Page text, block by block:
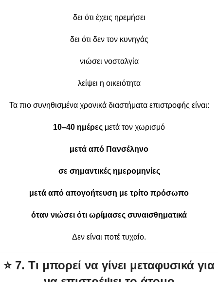
δει ότι έχεις ηρεμήσει
δει ότι δεν τον κυνηγάς
νιώσει νοσταλγία
λείψει η οικειότητα
Τα πιο συνηθισμένα χρονικά διαστήματα επιστροφής είναι:
10–40 ημέρες μετά τον χωρισμό
μετά από Πανσέληνο
σε σημαντικές ημερομηνίες
μετά από απογοήτευση με τρίτο πρόσωπο
όταν νιώσει ότι ωρίμασες συναισθηματικά
Δεν είναι ποτέ τυχαίο.
⭐ 7. Τι μπορεί να γίνει μεταφυσικά για